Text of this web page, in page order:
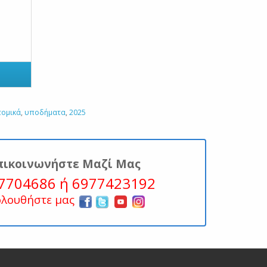
, υποδήματα, 2025
Μαζί Μας
ή 6977423192
μας